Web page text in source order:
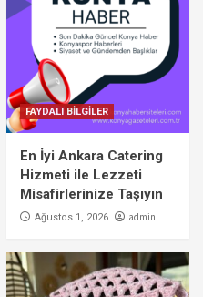
FAYDALI BİLGİLER
En İyi Ankara Catering
Hizmeti ile Lezzeti
Misafirlerinize Taşıyın
Ağustos 1, 2026 admin